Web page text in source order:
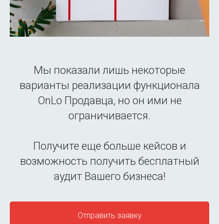
Мы показали лишь некоторые
варианты реализации функционала
OnLo Продавца, но он ими не
ограничивается.
Получите еще больше кейсов и
возможность получить бесплатный
аудит Вашего бизнеса!
Отправить заявку